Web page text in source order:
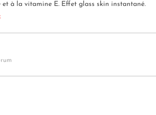
à la vitamine E. Effet glass skin instantané.